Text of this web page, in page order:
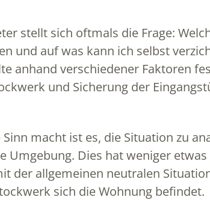
stellt sich oftmals die Frage:
und auf was kann ich selbst
anhand verschiedener Faktoren
und Sicherung der
macht ist es, die Situation zu
Umgebung. Dies hat weniger
der allgemeinen neutralen
sich die Wohnung befindet.